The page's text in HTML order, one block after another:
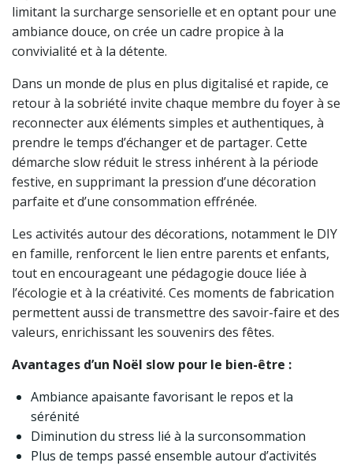
limitant la surcharge sensorielle et en optant pour une
ambiance douce, on crée un cadre propice à la
convivialité et à la détente.
Dans un monde de plus en plus digitalisé et rapide, ce
retour à la sobriété invite chaque membre du foyer à se
reconnecter aux éléments simples et authentiques, à
prendre le temps d’échanger et de partager. Cette
démarche slow réduit le stress inhérent à la période
festive, en supprimant la pression d’une décoration
parfaite et d’une consommation effrénée.
Les activités autour des décorations, notamment le DIY
en famille, renforcent le lien entre parents et enfants,
tout en encourageant une pédagogie douce liée à
l’écologie et à la créativité. Ces moments de fabrication
permettent aussi de transmettre des savoir-faire et des
valeurs, enrichissant les souvenirs des fêtes.
Avantages d’un Noël slow pour le bien-être :
Ambiance apaisante favorisant le repos et la
sérénité
Diminution du stress lié à la surconsommation
Plus de temps passé ensemble autour d’activités